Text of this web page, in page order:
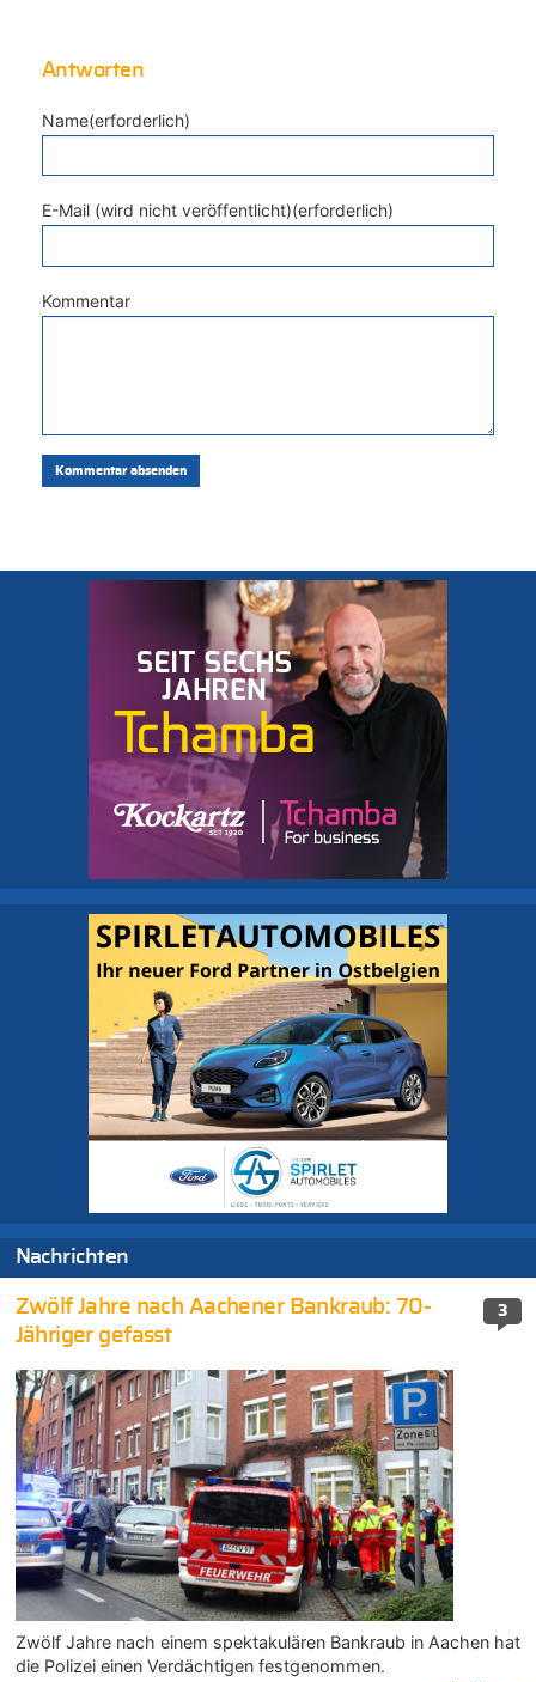
Antworten
Name(erforderlich)
E-Mail (wird nicht veröffentlicht)(erforderlich)
Kommentar
Nachrichten
3
Zwölf Jahre nach Aachener Bankraub: 70-
Jähriger gefasst
Zwölf Jahre nach einem spektakulären Bankraub in Aachen hat
die Polizei einen Verdächtigen festgenommen.